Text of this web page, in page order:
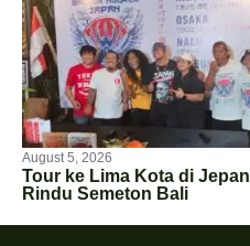
August 5, 2026
Tour ke Lima Kota di
Rindu Semeton Bali